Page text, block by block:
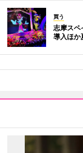
買う
志摩ス
導入ほか